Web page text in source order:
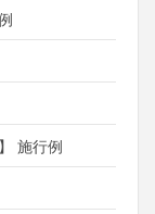
施行例